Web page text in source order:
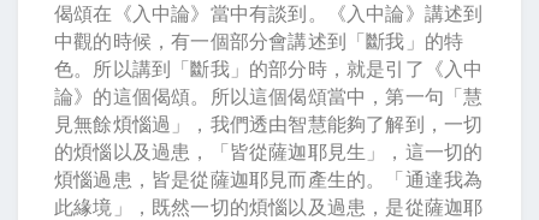
偈頌在《入中論》當中有談到。《入中論》講述到
中觀的時候，有一個部分會講述到「斷我」的特
色。所以講到「斷我」的部分時，就是引了《入中
論》的這個偈頌。所以這個偈頌當中，第一句「慧
見無餘煩惱過」，我們透由智慧能夠了解到，一切
的煩惱以及過患，「皆從薩迦耶見生」，這一切的
煩惱過患，皆是從薩迦耶見而產生的。「通達我為
此緣境」，既然一切的煩惱以及過患，是從薩迦耶